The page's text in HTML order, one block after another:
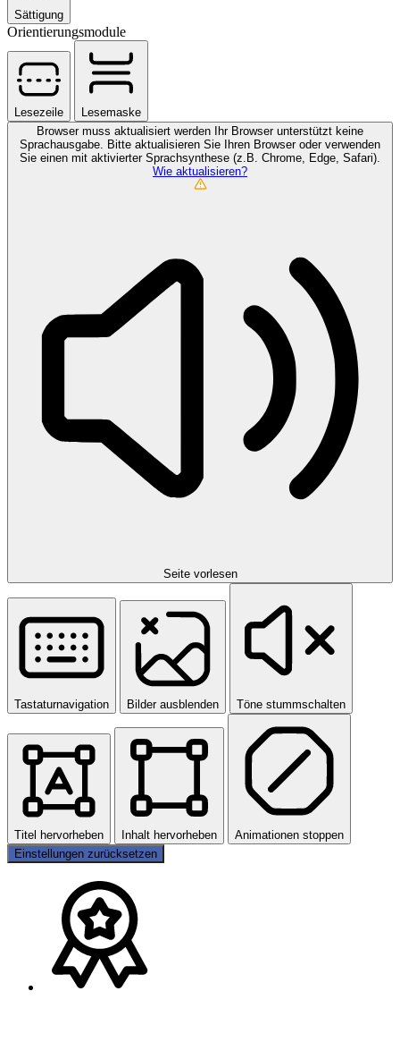
Sättigung
Orientierungsmodule
Lesezeile
Lesemaske
Browser muss aktualisiert werden Ihr Browser unterstützt keine
Sprachausgabe. Bitte aktualisieren Sie Ihren Browser oder verwenden
Sie einen mit aktivierter Sprachsynthese (z.B. Chrome, Edge, Safari).
Wie aktualisieren?
Seite vorlesen
Tastaturnavigation Bilder ausblenden Töne stummschalten
Titel hervorheben Inhalt hervorheben
Animationen stoppen
Einstellungen zurücksetzen